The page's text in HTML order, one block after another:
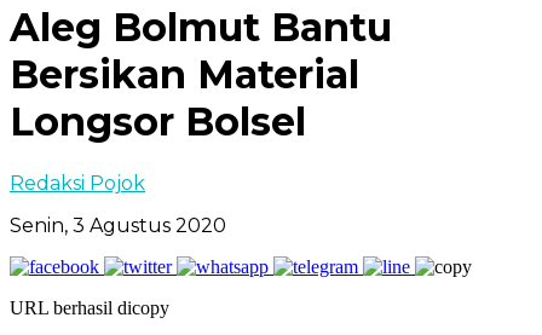
Aleg Bolmut Bantu
Bersikan Material
Longsor Bolsel
Redaksi Pojok
Senin, 3 Agustus 2020
URL berhasil dicopy